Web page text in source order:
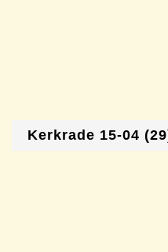
Kerkrade 15-04